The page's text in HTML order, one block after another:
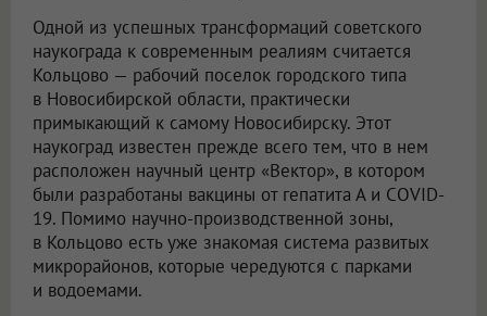
Одной из успешных трансформаций советского
наукограда к современным реалиям считается
Кольцово — рабочий поселок городского типа
в Новосибирской области, практически
примыкающий к самому Новосибирску. Этот
наукоград известен прежде всего тем, что в нем
расположен научный центр «Вектор», в котором
были разработаны вакцины от гепатита А и COVID-
19. Помимо научно-производственной зоны,
в Кольцово есть уже знакомая система развитых
микрорайонов, которые чередуются с парками
и водоемами.